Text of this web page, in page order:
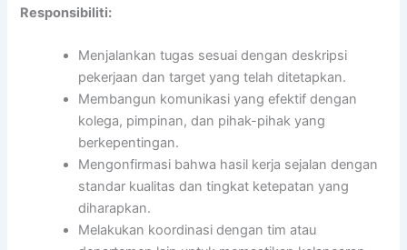
Responsibiliti:
Menjalankan tugas sesuai dengan deskripsi
pekerjaan dan target yang telah ditetapkan.
Membangun komunikasi yang efektif dengan
kolega, pimpinan, dan pihak-pihak yang
berkepentingan.
Mengonfirmasi bahwa hasil kerja sejalan dengan
standar kualitas dan tingkat ketepatan yang
diharapkan.
Melakukan koordinasi dengan tim atau